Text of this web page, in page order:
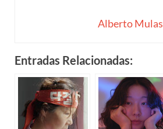
Alberto Mulas
Entradas Relacionadas: